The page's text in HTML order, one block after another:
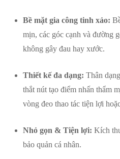
Bề mặt gia công tinh xảo:
mịn, các góc cạnh và đường
không gây đau hay xước.
Thiết kế đa dạng: Thân
thắt nút tạo điểm nhấn thẩm
vòng đeo thao tác tiện lợi
Nhỏ gọn & Tiện lợi: Kích
bảo quản cá nhân.